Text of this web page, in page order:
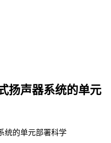
扬声器系统的单元
统的单元部署科学